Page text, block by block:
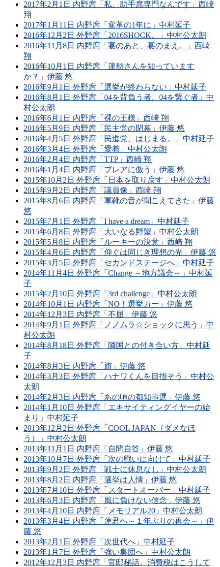
2017年2月1日 内野席「私、助手席専門なんです」西崎
翔
2017年1月11日 内野席「変革の1年に」中村延子
2016年12月2日 外野席「2016SHOCK。」中村公太朗
2016年11月8日 内野席「宴のあと、宴のまえ。」西崎
翔
2016年10月1日 内野席「蓮舫さんを知っています
か？」伊藤 悠
2016年9月1日 外野席「選挙が終わらない」中村延子
2016年8月1日 外野席「04を背負う者、04を繋ぐ者」中
村公太朗
2016年6月1日 内野席「裸の王様」西崎 翔
2016年5月9日 内野席「民主党の閉幕」伊藤 悠
2016年4月5日 外野席「民進党、はじまる。」中村延子
2016年3月4日 外野席「愛着」中村公太朗
2016年2月4日 内野席「TTP」西崎 翔
2016年1月4日 内野席「ブレアに倣う」伊藤 悠
2015年10月2日 外野席「日本を取り戻す」中村公太朗
2015年9月2日 内野席「議員像」西崎 翔
2015年8月6日 内野席「軍靴の音が聞こえてきた」伊藤
悠
2015年7月1日 外野席「I have a dream」中村延子
2015年6月8日 外野席「大いなる野望」中村公太朗
2015年5月8日 内野席「ルーキーの決意」西崎 翔
2015年4月6日 内野席「仰ぐは同じき理想の光」伊藤 悠
2015年3月5日 外野席「セカンドステージへ」中村延子
2014年11月4日 外野席「Change ～地方議会～」中村延
子
2015年2月10日 外野席「3rd challenge」中村公太朗
2014年10月1日 内野席「NO！選挙カー」伊藤 悠
2014年12月3日 内野席「不屈」伊藤 悠
2014年9月1日 外野席「ノノムラ☆ショックに思う」中
村公太朗
2014年8月18日 外野席「隣国との付き合い方」中村延
子
2014年8月3日 内野席「旗」伊藤 悠
2014年3月3日 外野席「ハナワくんを目指そう」中村公
太朗
2014年2月3日 内野席「あの頃の都知事選」伊藤 悠
2014年1月10日 外野席「エキサイティングイヤーの始
まり」中村延子
2013年12月2日 外野席「COOL JAPAN（ダメなほ
う）」中村公太朗
2013年11月1日 内野席「自問自答」伊藤 悠
2013年10月7日 外野席「次の戦いに向けて」中村延子
2013年9月2日 外野席「戦士に休息なし」中村公太朗
2013年8月2日 内野席「選挙は人情」伊藤 悠
2013年7月10日 外野席「スタートオーバー」中村延子
2013年6月3日 内野席「風に負けない信念」伊藤 悠
2013年4月10日 内野席「メモリアル20」中村公太朗
2013年3月4日 内野席「蓮君ヘ～１年ぶりの再会～」伊
藤 悠
2013年2月1日 外野席「次世代へ」中村延子
2013年1月7日 外野席「強い集団へ」中村公太朗
2012年12月3日 内野席「官邸秘話。消費税はこうして